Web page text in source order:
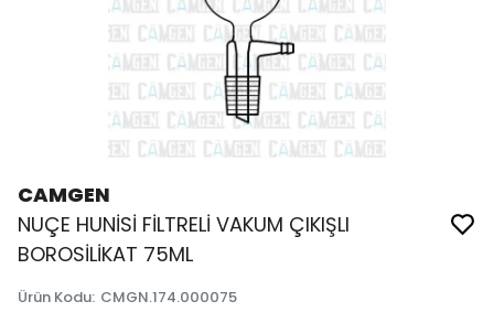
CAMGEN
NUÇE HUNİSİ FİLTRELİ VAKUM ÇIKIŞLI
BOROSİLİKAT 75ML
Ürün Kodu: CMGN.174.000075